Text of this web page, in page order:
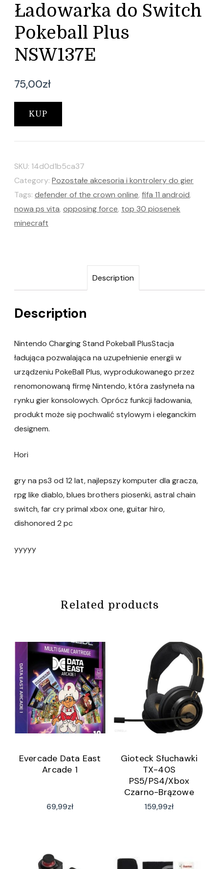
Ładowarka do Switch
Pokeball Plus
NSW137E
75,00zł
KUP
SKU: 14d0d1b5ca37
Category: Pozostałe akcesoria i kontrolery do gier
Tags: defender of the crown online, fifa 11 android,
nowa ps vita, opposing force, top 30 piosenek
minecraft
Description
Description
Nintendo Charging Stand Pokeball PlusStacja
ładująca pozwalająca na uzupełnienie energii w
urządzeniu PokeBall Plus, wyprodukowanego przez
renomonowaną firmę Nintendo, która zasłyneła na
rynku gier konsolowych. Oprócz funkcji ładowania,
produkt może się pochwalić stylowym i eleganckim
designem.
Hori
gry na ps3 od 12 lat, najlepszy komputer dla gracza,
rpg like diablo, blues brothers piosenki, astral chain
switch, far cry primal xbox one, guitar hiro,
dishonored 2 pc
yyyyy
Related products
Evercade Data East
Arcade 1
69,99zł
Gioteck Słuchawki
TX-40S
PS5/PS4/Xbox
Czarno-Brązowe
159,99zł